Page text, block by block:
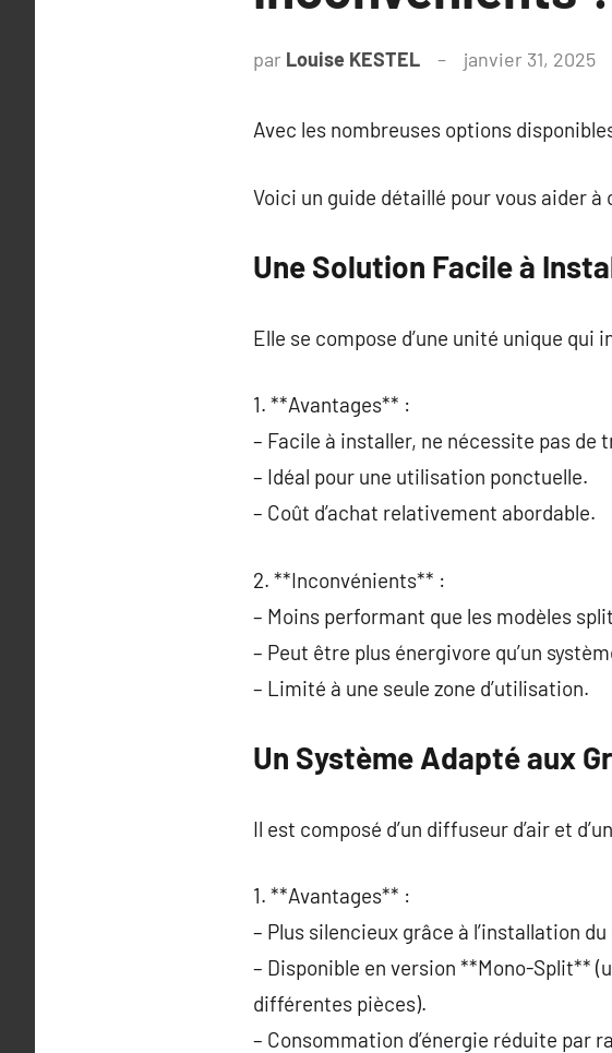
par Louise KESTEL janvier 31, 2025
Avec les nombreuses options
Voici un guide détaillé pour vous aider à
Une Solution Facile à
Elle se compose d’une unité unique
1. **Avantages** :
– Facile à installer, ne nécessite pas de
– Idéal pour une utilisation ponctuelle.
– Coût d’achat relativement abordable.
2. **Inconvénients** :
– Moins performant que les modèles
– Peut être plus énergivore qu’un
– Limité à une seule zone d’utilisation.
Un Système Adapté aux
Il est composé d’un diffuseur d’air et
1. **Avantages** :
– Plus silencieux grâce à l’installation
– Disponible en version **Mono-Split**
différentes pièces).
– Consommation d’énergie réduite par